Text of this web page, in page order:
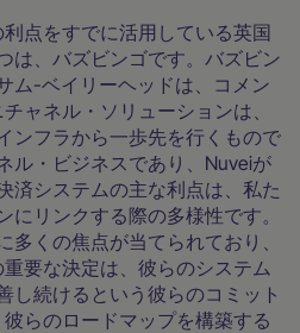
点をすでに活用している英国
は、バズビンゴです。バズビン
ム-ベイリーヘッドは、コメン
ャネル・ソリューションは、
ンフラから一歩先を行くもので
ル・ビジネスであり、Nuveiが
済システムの主な利点は、私た
にリンクする際の多様性です。
多くの焦点が当てられており、
要な決定は、彼らのシステム
し続けるという彼らのコミット
らのロードマップを構築する